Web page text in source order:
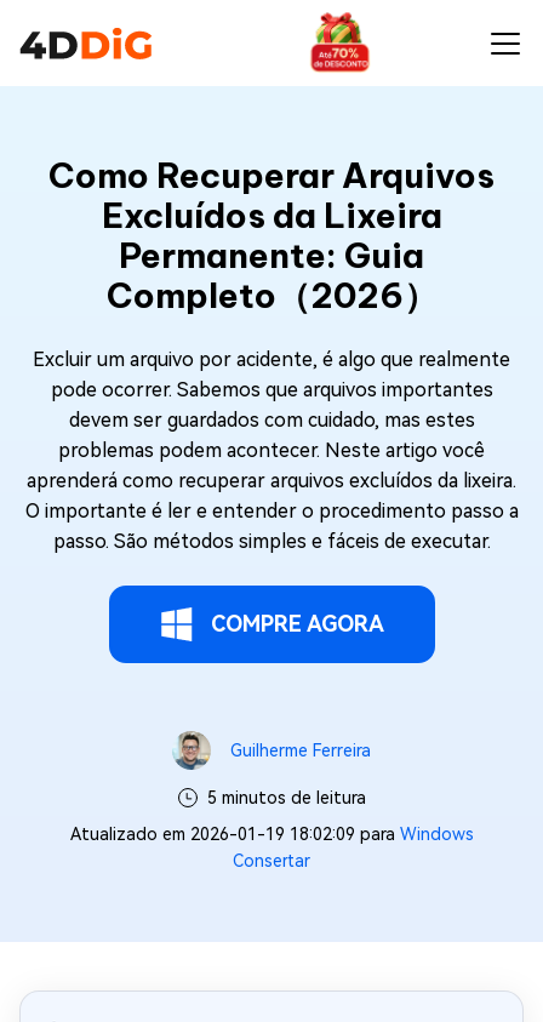
Como Recuperar Arquivos
Excluídos da Lixeira
Permanente: Guia
Completo（2026）
Excluir um arquivo por acidente, é algo que realmente
pode ocorrer. Sabemos que arquivos importantes
devem ser guardados com cuidado, mas estes
problemas podem acontecer. Neste artigo você
aprenderá como recuperar arquivos excluídos da lixeira.
O importante é ler e entender o procedimento passo a
passo. São métodos simples e fáceis de executar.
COMPRE AGORA
Guilherme Ferreira
5 minutos de leitura
Atualizado em 2026-01-19 18:02:09 para Windows
Consertar